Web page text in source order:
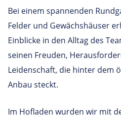
Bei einem spannenden
Felder und Gewächshäuser
Einblicke in den Alltag des
seinen Freuden,
Leidenschaft, die hinter dem
Anbau steckt.
Im Hofladen wurden wir mit